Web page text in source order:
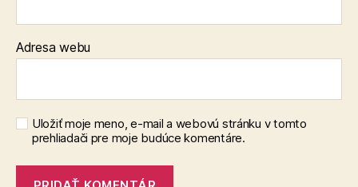
Adresa webu
Uložiť moje meno, e-mail a webovú stránku v tomto
prehliadači pre moje budúce komentáre.